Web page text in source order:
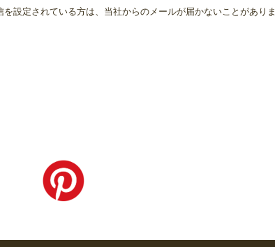
設定されている方は、当社からのメールが届かないことがありま